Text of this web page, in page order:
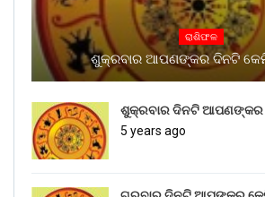
ରାଶିଫଳ
ଶୁକ୍ରବାର ଆପଣଙ୍କର ଦିନଟି
ଶୁକ୍ରବାର ଦିନଟି ଆପଣଙ୍କର
5 years ago